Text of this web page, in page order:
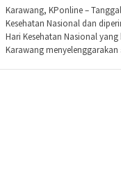
Karawang, KPonline –
Kesehatan Nasional dan
Hari Kesehatan Nasional
Karawang menyelenggarakan